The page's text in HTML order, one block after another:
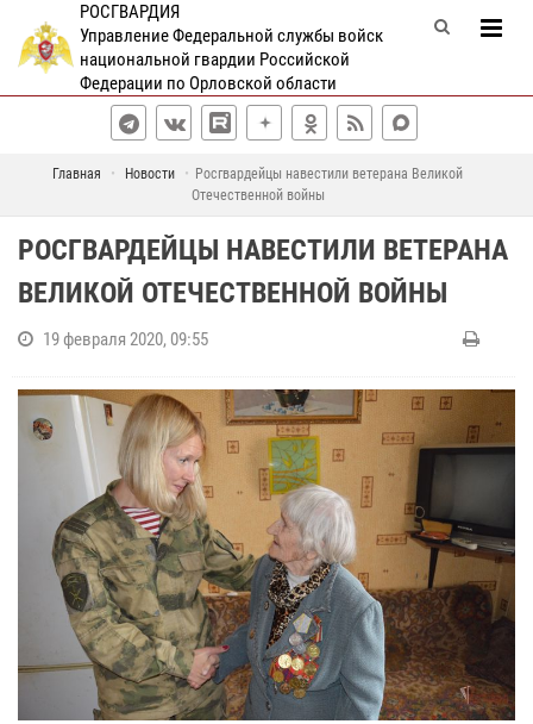
РОСГВАРДИЯ
Управление Федеральной службы войск
национальной гвардии Российской
Федерации по Орловской области
Главная Новости
Росгвардейцы навестили ветерана Великой
Отечественной войны
РОСГВАРДЕЙЦЫ НАВЕСТИЛИ ВЕТЕРАНА
ВЕЛИКОЙ ОТЕЧЕСТВЕННОЙ ВОЙНЫ
19 февраля 2020, 09:55